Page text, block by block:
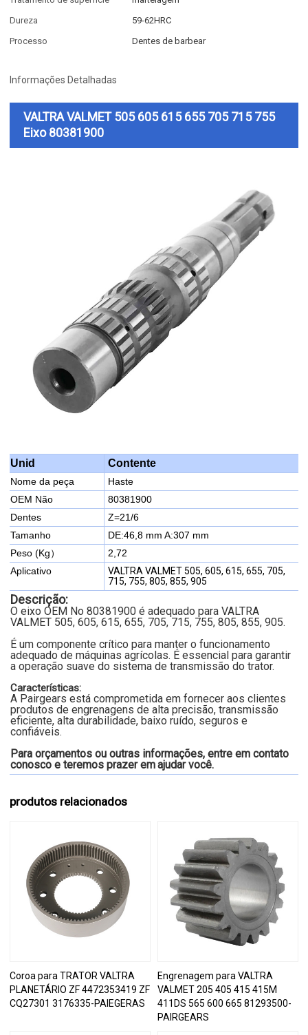
Dureza
59-62HRC
Processo
Dentes de barbear
Informações Detalhadas
VALTRA VALMET 505 605 615 655 705 715 755
Eixo 80381900
Unid Contente
Nome da peça
Haste
OEM Não
80381900
Dentes
Z=21/6
Tamanho
DE:46,8 mm A:307 mm
Peso (Kg）
2,72
Aplicativo
VALTRA VALMET 505, 605, 615, 655, 705,
715, 755, 805, 855, 905
Descrição:
O eixo OEM No 80381900 é adequado para VALTRA
VALMET 505, 605, 615, 655, 705, 715, 755, 805, 855, 905.
É um componente crítico para manter o funcionamento
adequado de máquinas agrícolas. É essencial para garantir
a operação suave do sistema de transmissão do trator.
Características:
A Pairgears está comprometida em fornecer aos clientes
produtos de engrenagens de alta precisão, transmissão
eficiente, alta durabilidade, baixo ruído, seguros e
confiáveis.
Para orçamentos ou outras informações, entre em contato
conosco e teremos prazer emajudar você.
produtos relacionados
Coroa para TRATOR VALTRA
PLANETÁRIO ZF 4472353419 ZF
CQ27301 3176335-PAIEGERAS
Engrenagem para VALTRA
VALMET 205 405 415 415M
411DS 565 600 665 81293500-
PAIRGEARS